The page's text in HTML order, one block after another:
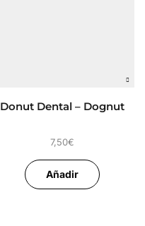
Donut Dental – Dognut
7,50€
Añadir